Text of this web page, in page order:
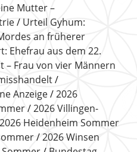
Mutter –
Urteil Gyhum:
an früherer
Ehefrau aus dem 22.
– Frau von vier Männern
Anzeige
2026
2026 Villingen-
2026 Heidenheim Sommer
2026 Winsen